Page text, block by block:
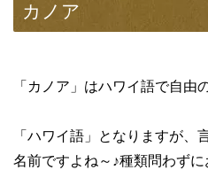
カノア
「カノア」はハワイ語で自由
「ハワイ語」となりますが、
名前ですよね～♪種類問わずに